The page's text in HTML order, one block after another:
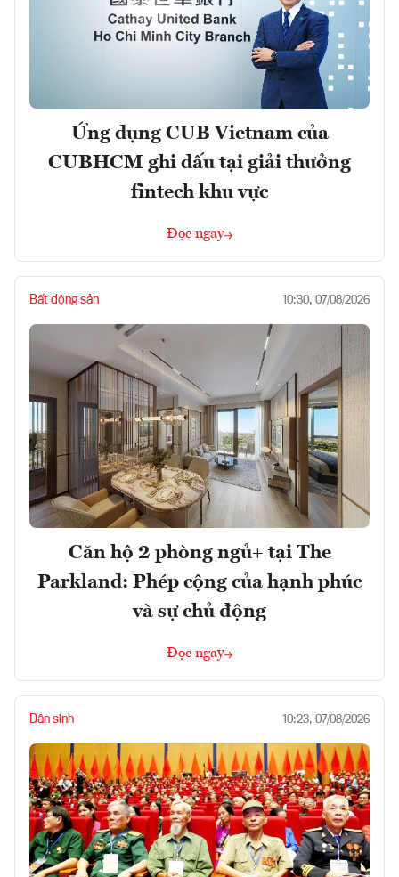
Ứng dụng CUB Vietnam của
CUBHCM ghi dấu tại giải thưởng
fintech khu vực
Đọc ngay
Bất động sản 10:30, 07/08/2026
Căn hộ 2 phòng ngủ+ tại The
Parkland: Phép cộng của hạnh phúc
và sự chủ động
Đọc ngay
Dân sinh 10:23, 07/08/2026